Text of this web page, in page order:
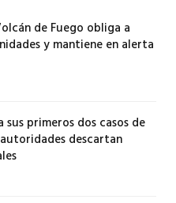
de Fuego obliga a
y mantiene en alerta
primeros dos casos de
descartan